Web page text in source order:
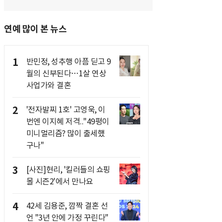
연예 많이 본 뉴스
1
반민정, 성추행 아픔 딛고 9
월의 신부된다…1살 연상
사업가와 결혼
2
'전자발찌 1호' 고영욱, 이
번엔 이지혜 저격.."49평이
미니멀리즘? 많이 출세했
구나"
3
[사진]현리, '킬러들의 쇼핑
몰 시즌2'에서 만나요
4
42세 김용준, 깜짝 결혼 선
언 "3년 안에 가정 꾸린다"